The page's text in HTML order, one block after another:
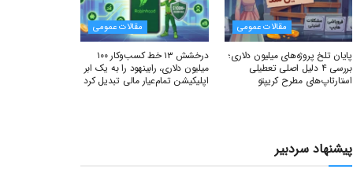
مقالات عمومی
پایان تلخ پروژه‌های میلیون دلاری؛
بررسی ۴ دلیل اصلی تعطیلی
استارتاپ‌های مطرح کریپتو
مقالات عمومی
درخشش ۱۳ خط کسب‌وکار ۱۰۰
میلیون دلاری، رابینهود را به یک ابر
اپلیکیشن تمام‌عیار مالی تبدیل کرد
پیشنهاد سردبیر